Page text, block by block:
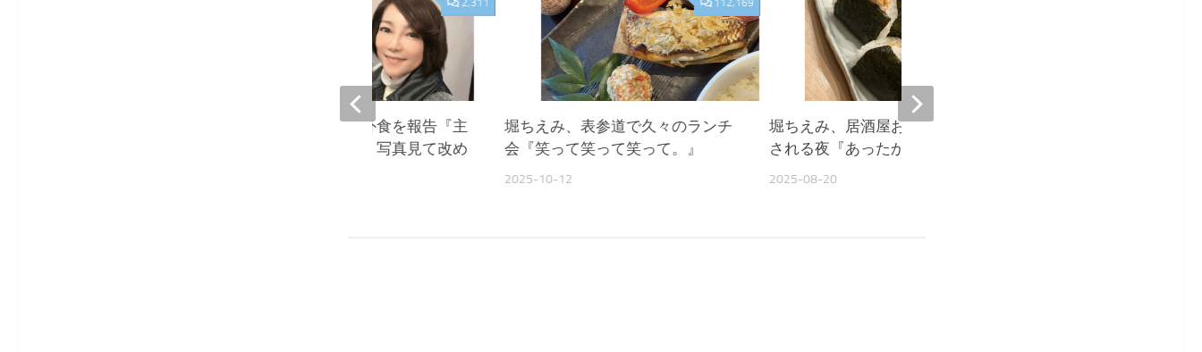
112,169
堀ちえみ、表参道で久々のランチ
会『笑って笑って笑って。』
2025-10-12
堀ちえみ、居酒屋おにぎりに癒や
される夜『あったか〜い』
2025-08-20
2,311
堀ちえみ、夫との外食を報告『主
人よりも食べる私。写真見て改め